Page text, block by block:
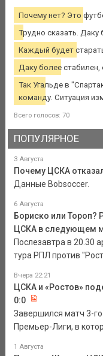
Почему нет? Это
Трудно сказать.
Каждый будет
Даку более
Так Угальде в
команду. Ситуация
Всего голосов: 70
ПОПУЛЯРНОЕ
3 Августа
Почему ЦСКА
Данные Bobsoccer.
6 Августа
Бориско или Тороп?
ЦСКА в следующем
Послезавтра в 20.30
тура РПЛ против
Вчера 22:21
ЦСКА и «Ростов»
0:0
Завершился матч 3-
Премьер-Лиги, в
1 Августа